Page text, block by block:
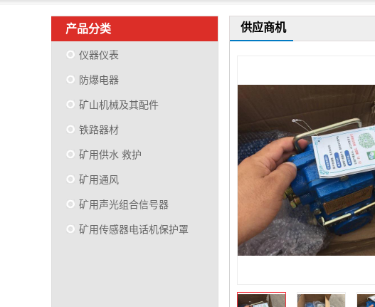
产品分类
仪器仪表
防爆电器
矿山机械及其配件
铁路器材
矿用供水 救护
矿用通风
矿用声光组合信号器
矿用传感器电话机保护罩
供应商机